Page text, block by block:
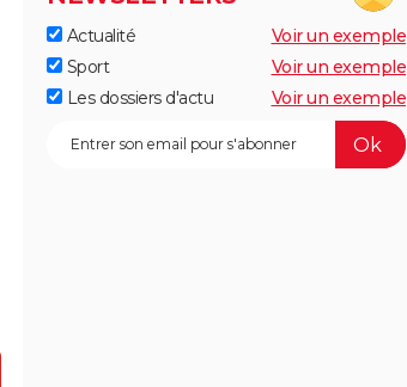
Actualité
Voir un exemple
Sport
Voir un exemple
Les dossiers d'actu
Voir un exemple